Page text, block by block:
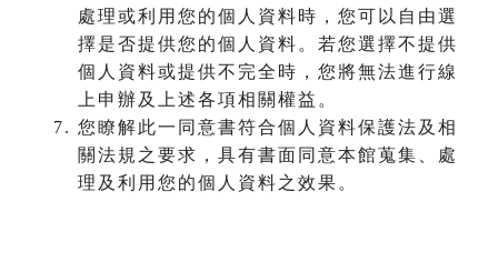
處理或利用您的個人資料時，您可以自由選
擇是否提供您的個人資料。若您選擇不提供
個人資料或提供不完全時，您將無法進行線
上申辦及上述各項相關權益。
您瞭解此一同意書符合個人資料保護法及相
關法規之要求，具有書面同意本館蒐集、處
理及利用您的個人資料之效果。